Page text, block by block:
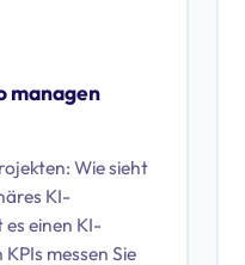
managen
Wie sieht
KI-
einen KI-
messen Sie